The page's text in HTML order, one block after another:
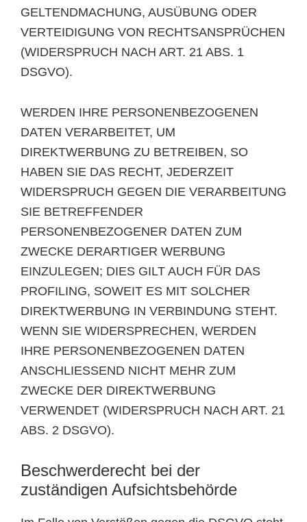
GELTENDMACHUNG, AUSÜBUNG ODER
VERTEIDIGUNG VON RECHTSANSPRÜCHEN
(WIDERSPRUCH NACH ART. 21 ABS. 1
DSGVO).
WERDEN IHRE PERSONENBEZOGENEN
DATEN VERARBEITET, UM
DIREKTWERBUNG ZU BETREIBEN, SO
HABEN SIE DAS RECHT, JEDERZEIT
WIDERSPRUCH GEGEN DIE VERARBEITUNG
SIE BETREFFENDER
PERSONENBEZOGENER DATEN ZUM
ZWECKE DERARTIGER WERBUNG
EINZULEGEN; DIES GILT AUCH FÜR DAS
PROFILING, SOWEIT ES MIT SOLCHER
DIREKTWERBUNG IN VERBINDUNG STEHT.
WENN SIE WIDERSPRECHEN, WERDEN
IHRE PERSONENBEZOGENEN DATEN
ANSCHLIESSEND NICHT MEHR ZUM
ZWECKE DER DIREKTWERBUNG
VERWENDET (WIDERSPRUCH NACH ART. 21
ABS. 2 DSGVO).
Beschwerde­recht bei der
zuständigen Aufsichts­behörde